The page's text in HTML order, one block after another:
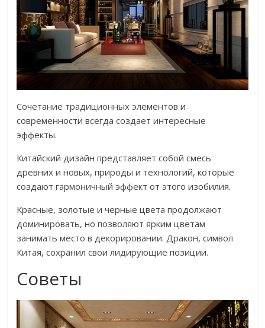
Сочетание традиционных элементов и
современности всегда создает интересные
эффекты.
Китайский дизайн представляет собой смесь
древних и новых, природы и технологий, которые
создают гармоничный эффект от этого изобилия.
Красные, золотые и черные цвета продолжают
доминировать, но позволяют ярким цветам
занимать место в декорировании. Дракон, символ
Китая, сохранил свои лидирующие позиции.
Советы